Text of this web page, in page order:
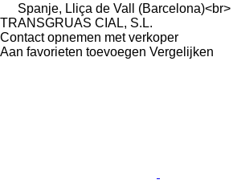
Spanje, Lliça de Vall (Barcelona)<br>
TRANSGRUAS CIAL, S.L.
Contact opnemen met verkoper
Aan favorieten toevoegen Vergelijken